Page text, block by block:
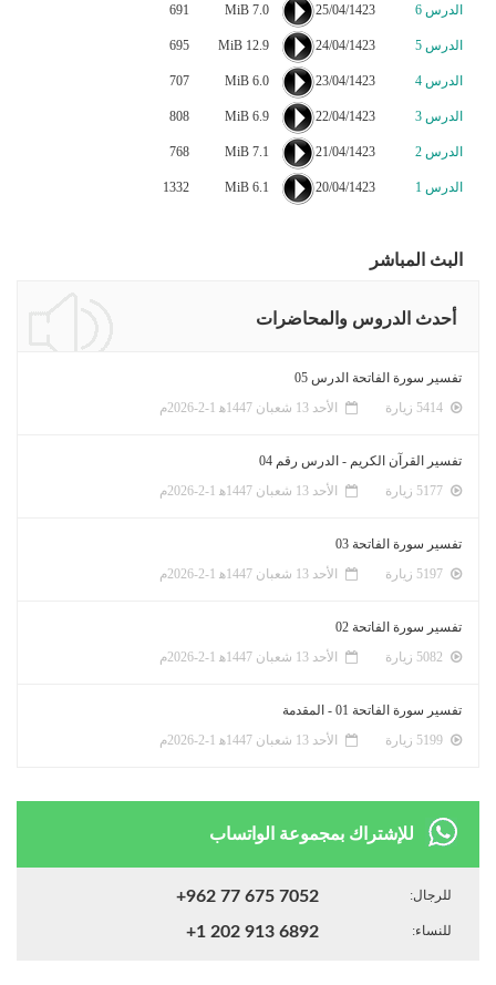
الدرس 6 25/04/1423
7.0 MiB
691
الدرس 5 24/04/1423
12.9 MiB
695
الدرس 4 23/04/1423
6.0 MiB
707
الدرس 3 22/04/1423
6.9 MiB
808
الدرس 2 21/04/1423
7.1 MiB
768
الدرس 1 20/04/1423
6.1 MiB
1332
البث المباشر
أحدث الدروس والمحاضرات
تفسير سورة الفاتحة الدرس 05
الأحد 13 شعبان 1447ﻫ 1-2-2026م
تفسير القرآن الكريم - الدرس رقم 04
الأحد 13 شعبان 1447ﻫ 1-2-2026م
تفسير سورة الفاتحة 03
الأحد 13 شعبان 1447ﻫ 1-2-2026م
تفسير سورة الفاتحة 02
الأحد 13 شعبان 1447ﻫ 1-2-2026م
تفسير سورة الفاتحة 01 - المقدمة
الأحد 13 شعبان 1447ﻫ 1-2-2026م
للإشتراك بمجموعة الواتساب
للرجال: +962 77 675 7052
للنساء: +1 202 913 6892